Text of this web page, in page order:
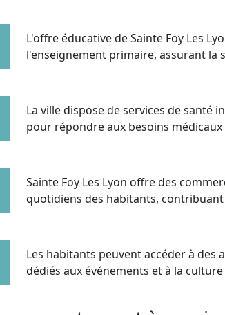
L'offre éducative de Sainte Foy Les
l'enseignement primaire, assurant la
La ville dispose de services de santé
pour répondre aux besoins
Sainte Foy Les Lyon offre des
quotidiens des habitants, contribuant
Les habitants peuvent accéder à des
dédiés aux événements et à la culture